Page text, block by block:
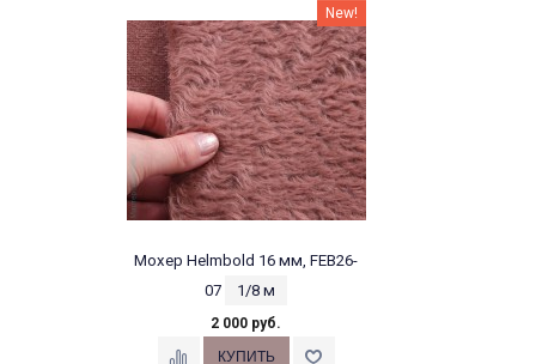
New!
Мохер Helmbold 16 мм, FEB26-
07
1/8 м
2 000 руб.